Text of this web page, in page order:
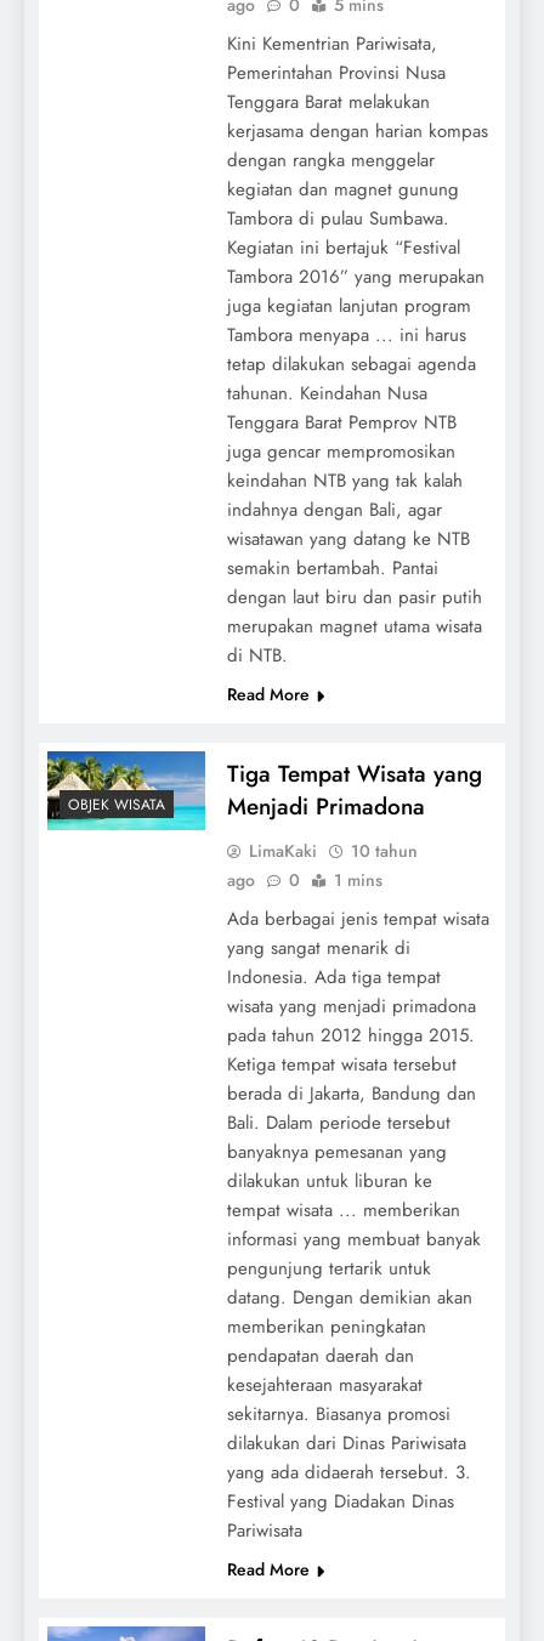
Kini Kementrian Pariwisata,
Pemerintahan Provinsi Nusa
Tenggara Barat melakukan
kerjasama dengan harian kompas
dengan rangka menggelar
kegiatan dan magnet gunung
Tambora di pulau Sumbawa.
Kegiatan ini bertajuk “Festival
Tambora 2016” yang merupakan
juga kegiatan lanjutan program
Tambora menyapa ... ini harus
tetap dilakukan sebagai agenda
tahunan. Keindahan Nusa
Tenggara Barat Pemprov NTB
juga gencar mempromosikan
keindahan NTB yang tak kalah
indahnya dengan Bali, agar
wisatawan yang datang ke NTB
semakin bertambah. Pantai
dengan laut biru dan pasir putih
merupakan magnet utama wisata
di NTB.
Read More
OBJEK WISATA
Tiga Tempat Wisata yang
Menjadi Primadona
LimaKaki
10 tahun
ago
0 1 mins
Ada berbagai jenis tempat wisata
yang sangat menarik di
Indonesia. Ada tiga tempat
wisata yang menjadi primadona
pada tahun 2012 hingga 2015.
Ketiga tempat wisata tersebut
berada di Jakarta, Bandung dan
Bali. Dalam periode tersebut
banyaknya pemesanan yang
dilakukan untuk liburan ke
tempat wisata ... memberikan
informasi yang membuat banyak
pengunjung tertarik untuk
datang. Dengan demikian akan
memberikan peningkatan
pendapatan daerah dan
kesejahteraan masyarakat
sekitarnya. Biasanya promosi
dilakukan dari Dinas Pariwisata
yang ada didaerah tersebut. 3.
Festival yang Diadakan Dinas
Pariwisata
Read More